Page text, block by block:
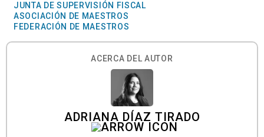
JUNTA DE SUPERVISIÓN FISCAL
ASOCIACIÓN DE MAESTROS
FEDERACIÓN DE MAESTROS
ACERCA DEL AUTOR
ADRIANA DÍAZ TIRADO